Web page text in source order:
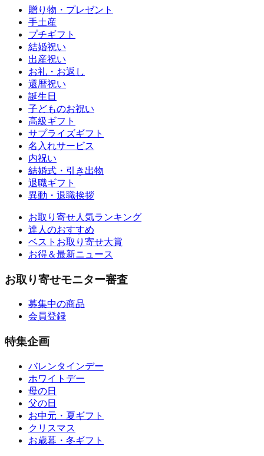
贈り物・プレゼント
手土産
プチギフト
結婚祝い
出産祝い
お礼・お返し
還暦祝い
誕生日
子どものお祝い
高級ギフト
サプライズギフト
名入れサービス
内祝い
結婚式・引き出物
退職ギフト
異動・退職挨拶
お取り寄せ人気ランキング
達人のおすすめ
ベストお取り寄せ大賞
お得＆最新ニュース
お取り寄せモニター審査
募集中の商品
会員登録
特集企画
バレンタインデー
ホワイトデー
母の日
父の日
お中元・夏ギフト
クリスマス
お歳暮・冬ギフト